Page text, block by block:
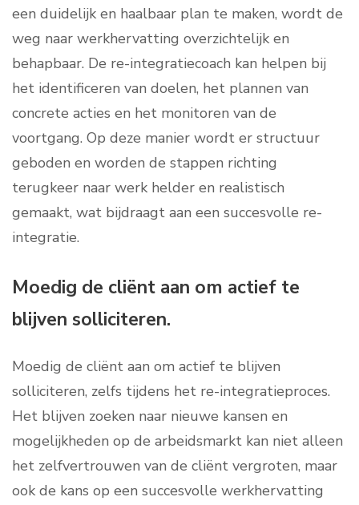
een duidelijk en haalbaar plan te maken, wordt de
weg naar werkhervatting overzichtelijk en
behapbaar. De re-integratiecoach kan helpen bij
het identificeren van doelen, het plannen van
concrete acties en het monitoren van de
voortgang. Op deze manier wordt er structuur
geboden en worden de stappen richting
terugkeer naar werk helder en realistisch
gemaakt, wat bijdraagt aan een succesvolle re-
integratie.
Moedig de cliënt aan om actief te
blijven solliciteren.
Moedig de cliënt aan om actief te blijven
solliciteren, zelfs tijdens het re-integratieproces.
Het blijven zoeken naar nieuwe kansen en
mogelijkheden op de arbeidsmarkt kan niet alleen
het zelfvertrouwen van de cliënt vergroten, maar
ook de kans op een succesvolle werkhervatting